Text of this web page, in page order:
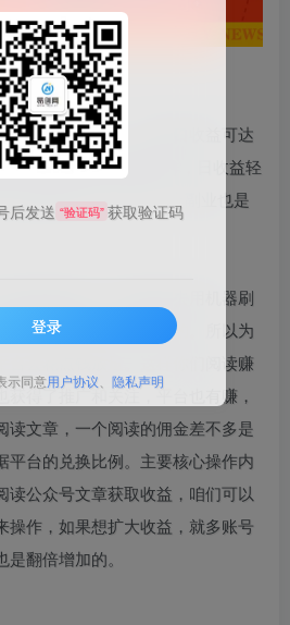
阅读撸金项目，，单窗口收益可达
下也可以批量矩阵操作，日收益轻
以直接上手，当作一个副业也是
的阅读流量，如果直接去用机器刷
容易被检查到，被封号的。所以为
台去花点钱放量。这样你们阅读赚
得了推广和关注，平台也有赚，
读文章，一个阅读的佣金差不多是
平台的兑换比例。主要核心操作内
读公众号文章获取收益，咱们可以
操作，如果想扩大收益，就多账号
翻倍增加的。
后发送 “验证码” 获取验证码
登录
示同意用户协议、 隐私声明